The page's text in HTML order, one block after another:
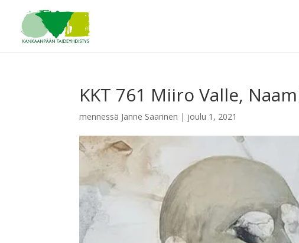
KKT 761 Miiro Valle,
mennessä Janne Saarinen | joulu 1, 2021